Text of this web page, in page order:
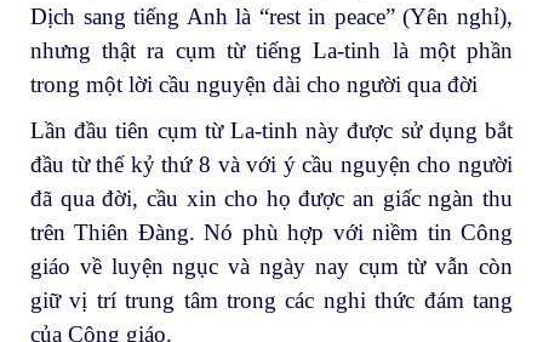
Dịch sang tiếng Anh là “rest in peace” (Yên nghỉ),
nhưng thật ra cụm từ tiếng La-tinh là một phần
trong một lời cầu nguyện dài cho người qua đời
Lần đầu tiên cụm từ La-tinh này được sử dụng bắt
đầu từ thế kỷ thứ 8 và với ý cầu nguyện cho người
đã qua đời, cầu xin cho họ được an giấc ngàn thu
trên Thiên Đàng. Nó phù hợp với niềm tin Công
giáo về luyện ngục và ngày nay cụm từ vẫn còn
giữ vị trí trung tâm trong các nghi thức đám tang
của Công giáo.